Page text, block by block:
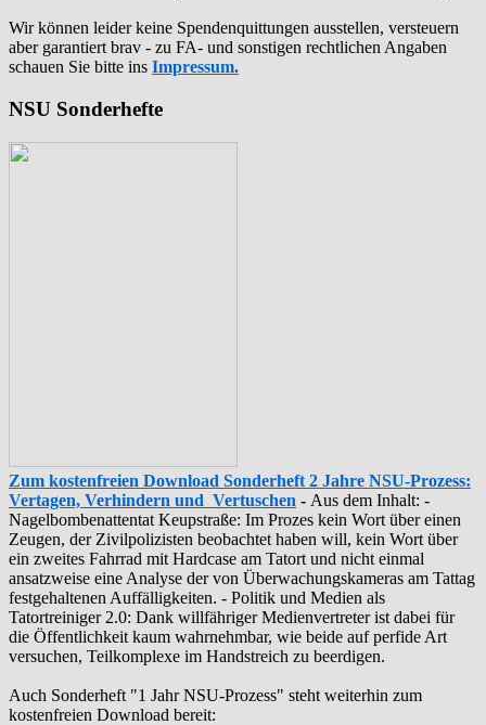
Wir können leider keine Spendenquittungen ausstellen, versteuern
aber garantiert brav - zu FA- und sonstigen rechtlichen Angaben
schauen Sie bitte ins Impressum.
NSU Sonderhefte
Zum kostenfreien Download Sonderheft 2 Jahre NSU-Prozess:
Vertagen, Verhindern und Vertuschen - Aus dem Inhalt: -
‪Nagelbombenattentat‬ ‎Keupstraße‬: Im Prozes kein Wort über einen
Zeugen, der Zivilpolizisten beobachtet haben will, kein Wort über
ein zweites Fahrrad mit Hardcase am Tatort und nicht einmal
ansatzweise eine Analyse der von Überwachungskameras am Tattag
festgehaltenen Auffälligkeiten. - Politik und Medien als
‪Tatortreiniger‬ 2.0: Dank willfähriger Medienvertreter ist dabei für
die Öffentlichkeit kaum wahrnehmbar, wie beide auf perfide Art
versuchen, Teilkomplexe im Handstreich zu beerdigen.
Auch Sonderheft "1 Jahr NSU-Prozess" steht weiterhin zum
kostenfreien Download bereit: